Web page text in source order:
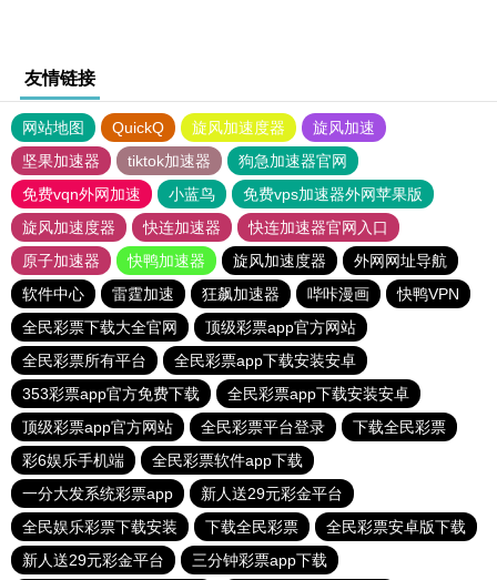
友情链接
网站地图 QuickQ 旋风加速度器
旋风加速
坚果加速器
tiktok加速器
狗急加速器官网
免费vqn外网加速
小蓝鸟
免费vps加速器外网苹果版
旋风加速度器
快连加速器
快连加速器官网入口
原子加速器
快鸭加速器 旋风加速度器
外网网址导航
软件中心
雷霆加速 狂飙加速器 哔咔漫画
快鸭VPN
全民彩票下载大全官网
顶级彩票app官方网站
全民彩票所有平台
全民彩票app下载安装安卓
353彩票app官方免费下载
全民彩票app下载安装安卓
顶级彩票app官方网站
全民彩票平台登录
下载全民彩票
彩6娱乐手机端
全民彩票软件app下载
一分大发系统彩票app
新人送29元彩金平台
全民娱乐彩票下载安装
下载全民彩票
全民彩票安卓版下载
新人送29元彩金平台
三分钟彩票app下载